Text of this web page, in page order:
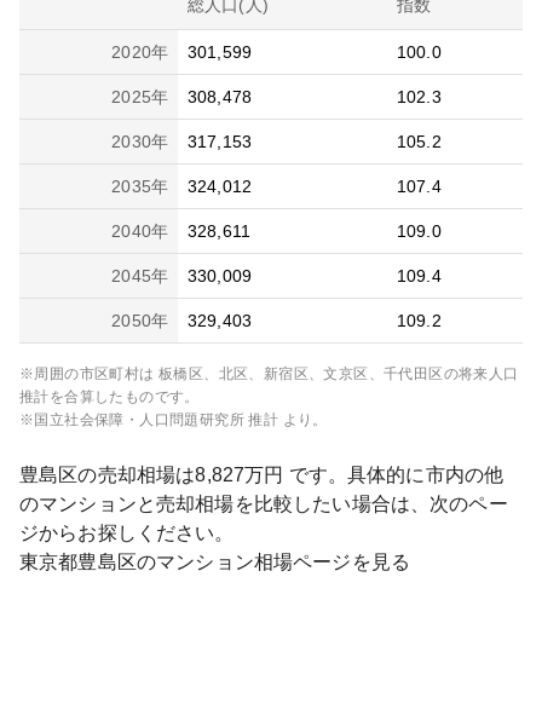
総人口(人) 指数
2020年 301,599 100.0
2025年 308,478 102.3
2030年 317,153 105.2
2035年 324,012 107.4
2040年 328,611 109.0
2045年 330,009 109.4
2050年 329,403 109.2
※周囲の市区町村は 板橋区、北区、新宿区、文京区、千代田区の将来人口
推計を合算したものです。
※国立社会保障・人口問題研究所 推計 より。
豊島区の売却相場は8,827万円 です。具体的に市内の他
のマンションと売却相場を比較したい場合は、次のペー
ジからお探しください。
東京都豊島区のマンション相場ページを見る